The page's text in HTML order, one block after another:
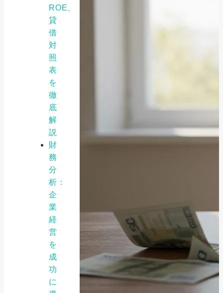
ROE、
貸
借
対
照
表
を
徹
底
解
説
財
務
分
析：
企
業
経
営
を
成
功
に